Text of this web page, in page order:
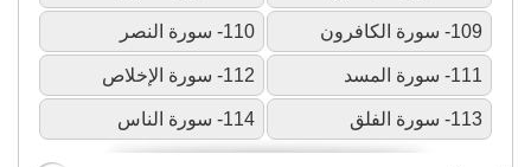
109- سورة الكافرون 110- سورة النصر
111- سورة المسد 112- سورة الإخلاص
113- سورة الفلق 114- سورة الناس